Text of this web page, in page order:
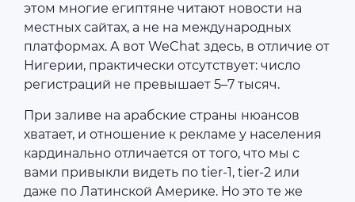
этом многие египтяне читают новости на
местных сайтах, а не на международных
платформах. А вот WeChat здесь, в отличие от
Нигерии, практически отсутствует: число
регистраций не превышает 5–7 тысяч.
При заливе на арабские страны нюансов
хватает, и отношение к рекламе у населения
кардинально отличается от того, что мы с
вами привыкли видеть по tier-1, tier-2 или
даже по Латинской Америке. Но это те же